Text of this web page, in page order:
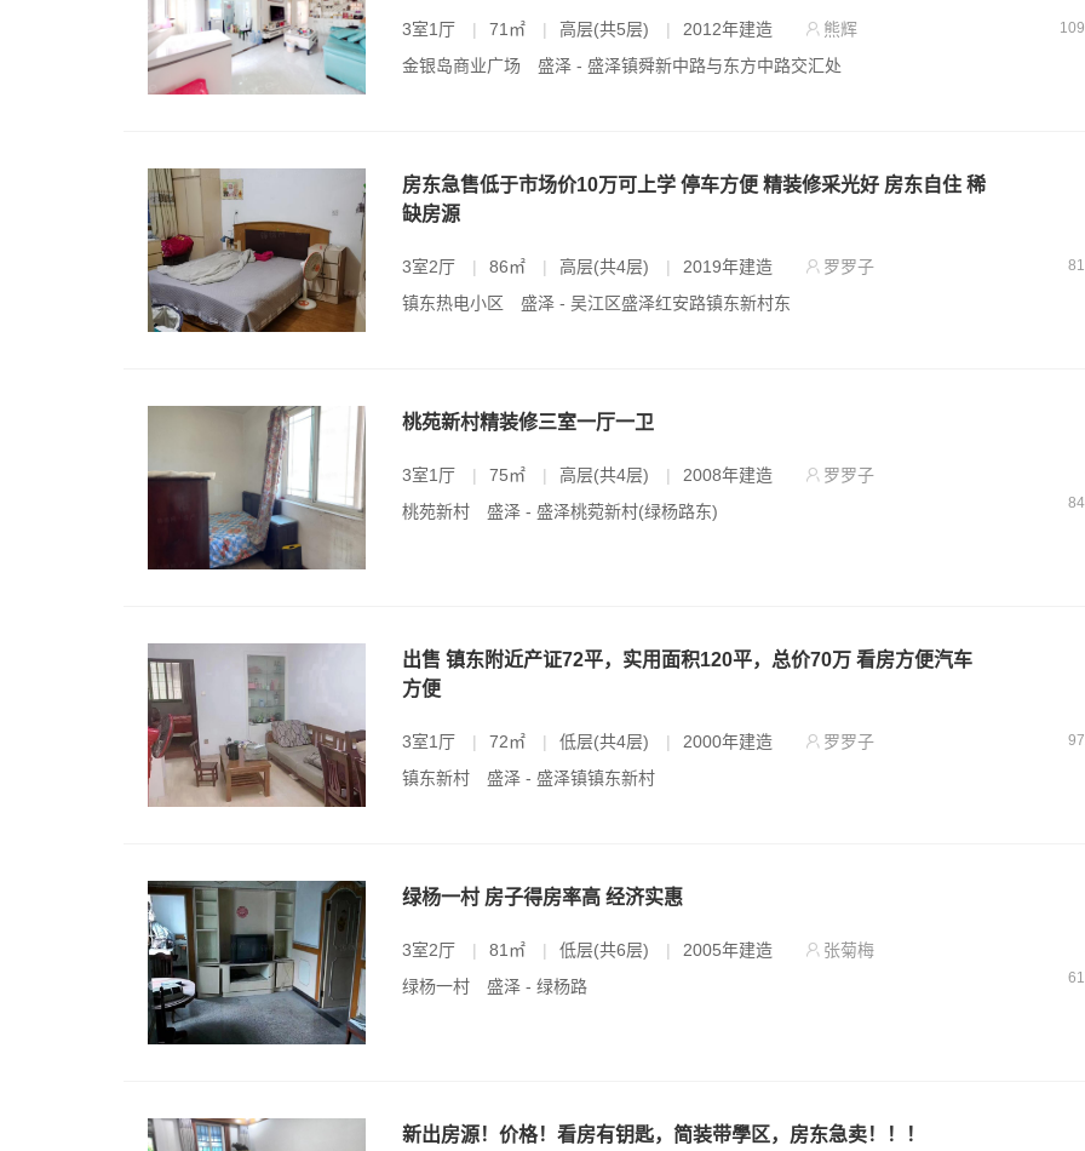
3室1厅 | 71㎡ | 高层(共5层) | 2012年建造
熊辉
金银岛商业广场
盛泽 - 盛泽镇舜新中路与东方中路交汇处
房东急售低于市场价10万可上学 停车方便 精装修采光好 房东自住 稀
缺房源
3室2厅 | 86㎡ | 高层(共4层) | 2019年建造
罗罗子
镇东热电小区
盛泽 - 吴江区盛泽红安路镇东新村东
桃苑新村精装修三室一厅一卫
3室1厅 | 75㎡ | 高层(共4层) | 2008年建造
罗罗子
桃苑新村
盛泽 - 盛泽桃菀新村(绿杨路东)
出售 镇东附近产证72平，实用面积120平，总价70万 看房方便汽车
方便
3室1厅 | 72㎡ | 低层(共4层) | 2000年建造
罗罗子
镇东新村
盛泽 - 盛泽镇镇东新村
绿杨一村 房子得房率高 经济实惠
3室2厅 | 81㎡ | 低层(共6层) | 2005年建造
张菊梅
绿杨一村
盛泽 - 绿杨路
新出房源！价格！看房有钥匙，简装带學区，房东急卖！！！